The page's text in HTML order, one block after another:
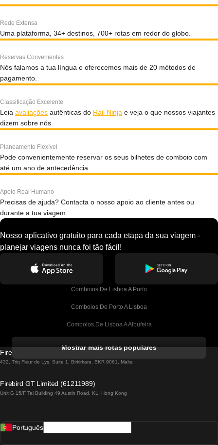
Rede Extensa
Uma plataforma, 34+ destinos, 700+ rotas em redor do globo.
Reservas Convenientes
Nós falamos a tua língua e oferecemos mais de 20 métodos de
pagamento.
Classificação Excelente
Leia avaliações autênticas do Rail Ninja e veja o que nossos viajantes
dizem sobre nós.
Planeamento Flexível
Pode convenientemente reservar os seus bilhetes de comboio com
até um ano de antecedência.
Apoio Real Humano
Precisas de ajuda? Contacta o nosso apoio ao cliente antes ou
durante a tua viagem.
Nosso aplicativo gratuito para cada etapa da sua viagem -
planejar viagens nunca foi tão fácil!
Comboios De Lisboa A Porto
Comboios De Porto A Lisboa
Comboios De Lisboa A Albufeira
Comboios De Lisboa A Lagos
Comboios De Lisboa A Madrid
Mostrar mais rotas populares
Firebird GT Limited (OC 1451)
432, Triq Fleur de Lys, Suite 1, Birkirkara, BKR 9061, Malta
Firebird GT Limited (61211989)
Unit G 15/F Tal Building 49 Austin Road, KL, Hong Kong
Português